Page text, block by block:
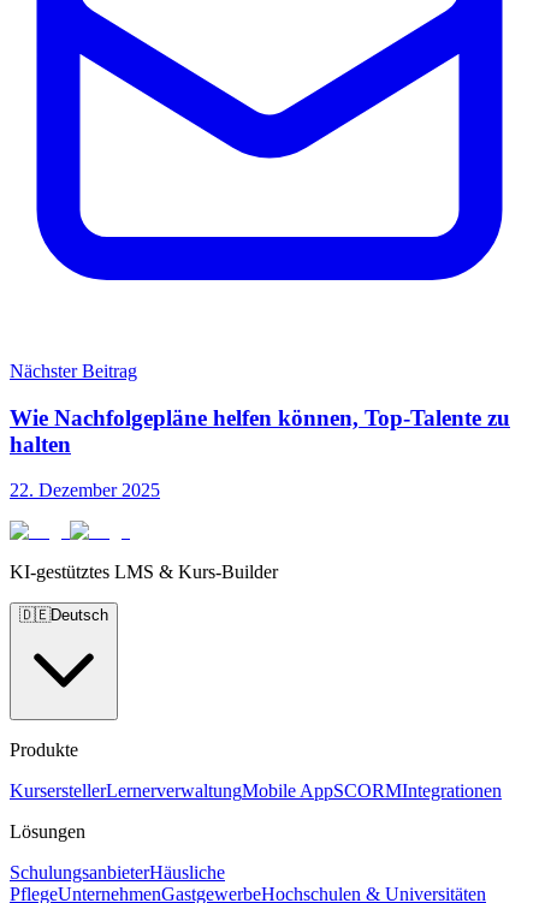
Nächster Beitrag
Wie Nachfolgepläne helfen können, Top-Talente zu
halten
22. Dezember 2025
KI-gestütztes LMS & Kurs-Builder
🇩🇪Deutsch
Produkte
KurserstellerLernerverwaltungMobile AppSCORMIntegrationen
Lösungen
SchulungsanbieterHäusliche
PflegeUnternehmenGastgewerbeHochschulen & Universitäten